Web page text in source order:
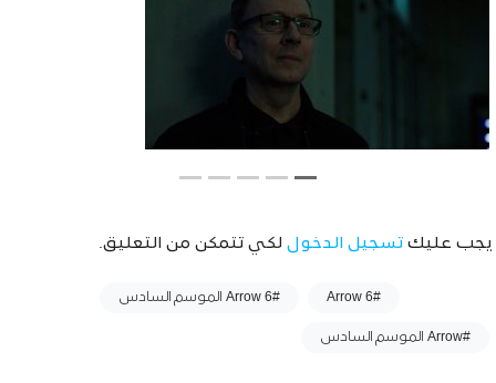
يجب عليك تسجيل الدخول لكي تتمكن من التعليق.
#Arrow 6 #Arrow 6 الموسم السادس
#Arrow الموسم السادس